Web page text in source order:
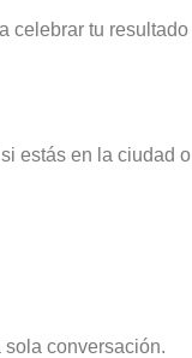
celebrar tu resultado
estás en la ciudad o
conversación.